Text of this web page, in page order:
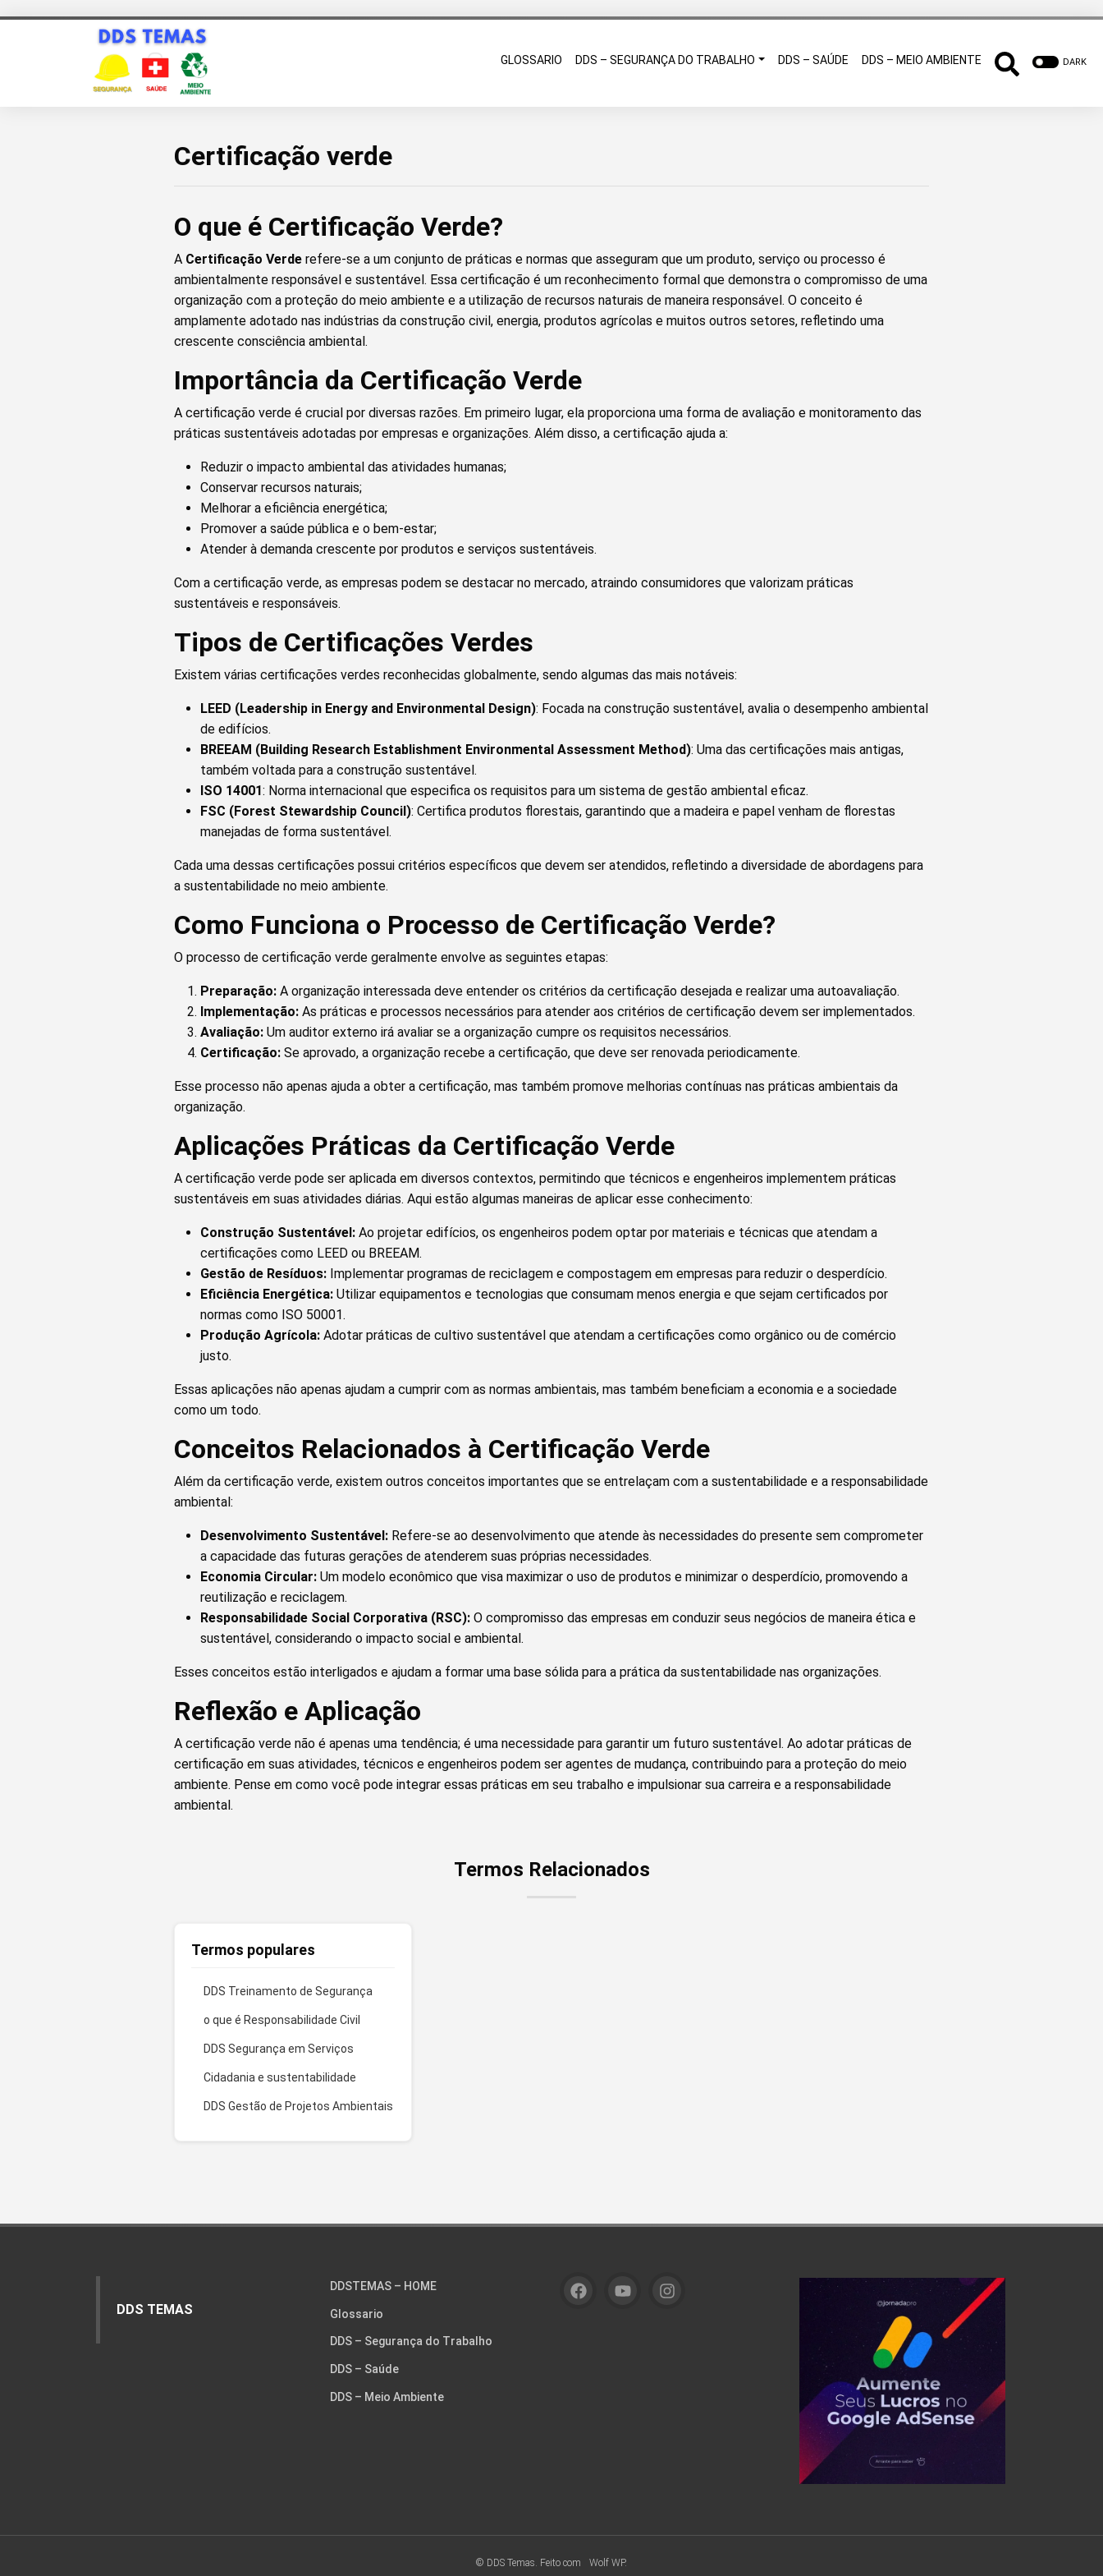
GLOSSARIO DDS – SEGURANÇA DO TRABALHO DDS – SAÚDE DDS – MEIO AMBIENTE DARK
Certificação verde
O que é Certificação Verde?
A Certificação Verde refere-se a um conjunto de práticas e normas que asseguram que um produto, serviço ou processo é
ambientalmente responsável e sustentável. Essa certificação é um reconhecimento formal que demonstra o compromisso de uma
organização com a proteção do meio ambiente e a utilização de recursos naturais de maneira responsável. O conceito é
amplamente adotado nas indústrias da construção civil, energia, produtos agrícolas e muitos outros setores, refletindo uma
crescente consciência ambiental.
Importância da Certificação Verde
A certificação verde é crucial por diversas razões. Em primeiro lugar, ela proporciona uma forma de avaliação e monitoramento das
práticas sustentáveis adotadas por empresas e organizações. Além disso, a certificação ajuda a:
Reduzir o impacto ambiental das atividades humanas;
Conservar recursos naturais;
Melhorar a eficiência energética;
Promover a saúde pública e o bem-estar;
Atender à demanda crescente por produtos e serviços sustentáveis.
Com a certificação verde, as empresas podem se destacar no mercado, atraindo consumidores que valorizam práticas
sustentáveis e responsáveis.
Tipos de Certificações Verdes
Existem várias certificações verdes reconhecidas globalmente, sendo algumas das mais notáveis:
LEED (Leadership in Energy and Environmental Design): Focada na construção sustentável, avalia o desempenho ambiental
de edifícios.
BREEAM (Building Research Establishment Environmental Assessment Method): Uma das certificações mais antigas,
também voltada para a construção sustentável.
ISO 14001: Norma internacional que especifica os requisitos para um sistema de gestão ambiental eficaz.
FSC (Forest Stewardship Council): Certifica produtos florestais, garantindo que a madeira e papel venham de florestas
manejadas de forma sustentável.
Cada uma dessas certificações possui critérios específicos que devem ser atendidos, refletindo a diversidade de abordagens para
a sustentabilidade no meio ambiente.
Como Funciona o Processo de Certificação Verde?
O processo de certificação verde geralmente envolve as seguintes etapas:
Preparação: A organização interessada deve entender os critérios da certificação desejada e realizar uma autoavaliação.
Implementação: As práticas e processos necessários para atender aos critérios de certificação devem ser implementados.
Avaliação: Um auditor externo irá avaliar se a organização cumpre os requisitos necessários.
Certificação: Se aprovado, a organização recebe a certificação, que deve ser renovada periodicamente.
Esse processo não apenas ajuda a obter a certificação, mas também promove melhorias contínuas nas práticas ambientais da
organização.
Aplicações Práticas da Certificação Verde
A certificação verde pode ser aplicada em diversos contextos, permitindo que técnicos e engenheiros implementem práticas
sustentáveis em suas atividades diárias. Aqui estão algumas maneiras de aplicar esse conhecimento:
Construção Sustentável: Ao projetar edifícios, os engenheiros podem optar por materiais e técnicas que atendam a
certificações como LEED ou BREEAM.
Gestão de Resíduos: Implementar programas de reciclagem e compostagem em empresas para reduzir o desperdício.
Eficiência Energética: Utilizar equipamentos e tecnologias que consumam menos energia e que sejam certificados por
normas como ISO 50001.
Produção Agrícola: Adotar práticas de cultivo sustentável que atendam a certificações como orgânico ou de comércio
justo.
Essas aplicações não apenas ajudam a cumprir com as normas ambientais, mas também beneficiam a economia e a sociedade
como um todo.
Conceitos Relacionados à Certificação Verde
Além da certificação verde, existem outros conceitos importantes que se entrelaçam com a sustentabilidade e a responsabilidade
ambiental:
Desenvolvimento Sustentável: Refere-se ao desenvolvimento que atende às necessidades do presente sem comprometer
a capacidade das futuras gerações de atenderem suas próprias necessidades.
Economia Circular: Um modelo econômico que visa maximizar o uso de produtos e minimizar o desperdício, promovendo a
reutilização e reciclagem.
Responsabilidade Social Corporativa (RSC): O compromisso das empresas em conduzir seus negócios de maneira ética e
sustentável, considerando o impacto social e ambiental.
Esses conceitos estão interligados e ajudam a formar uma base sólida para a prática da sustentabilidade nas organizações.
Reflexão e Aplicação
A certificação verde não é apenas uma tendência; é uma necessidade para garantir um futuro sustentável. Ao adotar práticas de
certificação em suas atividades, técnicos e engenheiros podem ser agentes de mudança, contribuindo para a proteção do meio
ambiente. Pense em como você pode integrar essas práticas em seu trabalho e impulsionar sua carreira e a responsabilidade
ambiental.
Termos Relacionados
Termos populares
DDS Treinamento de Segurança
o que é Responsabilidade Civil
DDS Segurança em Serviços
Cidadania e sustentabilidade
DDS Gestão de Projetos Ambientais
DDS TEMAS
DDSTEMAS – HOME
Glossario
DDS – Segurança do Trabalho
DDS – Saúde
DDS – Meio Ambiente
© DDS Temas. Feito com Wolf WP.